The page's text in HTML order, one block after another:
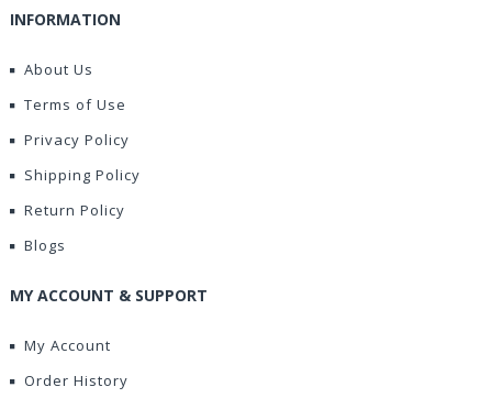
INFORMATION
About Us
Terms of Use
Privacy Policy
Shipping Policy
Return Policy
Blogs
MY ACCOUNT & SUPPORT
My Account
Order History